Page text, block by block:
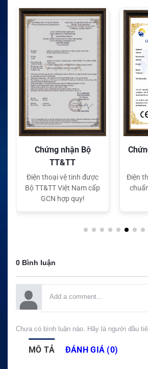
Chứng nhận Bộ
TT&TT
Điện thoại vệ tinh được
Bộ TT&TT Việt Nam cấp
GCN hợp quy!
Điện
0 Bình luận
Chưa có bình luận nào. Hãy là người đầu
MÔ TẢ ĐÁNH GIÁ (0)